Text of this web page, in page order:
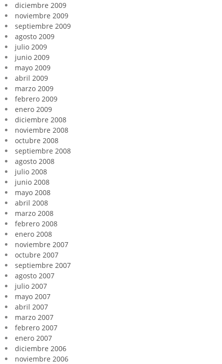
diciembre 2009
noviembre 2009
septiembre 2009
agosto 2009
julio 2009
junio 2009
mayo 2009
abril 2009
marzo 2009
febrero 2009
enero 2009
diciembre 2008
noviembre 2008
octubre 2008
septiembre 2008
agosto 2008
julio 2008
junio 2008
mayo 2008
abril 2008
marzo 2008
febrero 2008
enero 2008
noviembre 2007
octubre 2007
septiembre 2007
agosto 2007
julio 2007
mayo 2007
abril 2007
marzo 2007
febrero 2007
enero 2007
diciembre 2006
noviembre 2006